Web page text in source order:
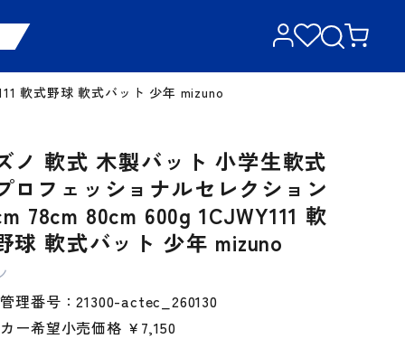
軟式野球 軟式バット 少年 mizuno
ノ 軟式 木製バット 小学生軟式
ロフェッショナルセレクション
78cm 80cm 600g 1CJWY111 軟
球 軟式バット 少年 mizuno
理番号：21300-actec_260130
ー希望小売価格 ￥7,150